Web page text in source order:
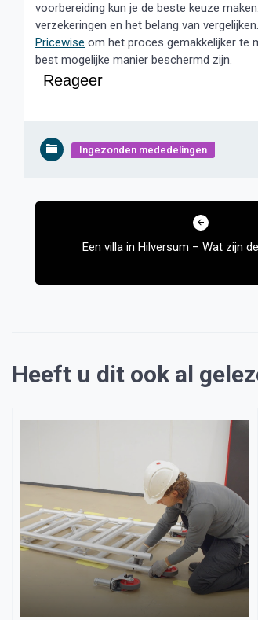
voorbereiding kun je de beste keuze
verzekeringen en het belang van
Pricewise om het proces gemakkelijker te
best mogelijke manier beschermd zijn.
Reageer
Ingezonden mededelingen
Bericht
Een villa in Hilversum – Wat zijn
Heeft u dit ook al